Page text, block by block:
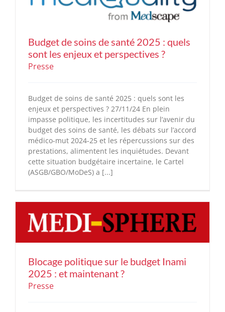
Budget de soins de santé 2025 : quels
sont les enjeux et perspectives ?
Presse
Budget de soins de santé 2025 : quels sont les
enjeux et perspectives ? 27/11/24 En plein
impasse politique, les incertitudes sur l’avenir du
budget des soins de santé, les débats sur l’accord
médico-mut 2024-25 et les répercussions sur des
prestations, alimentent les inquiétudes. Devant
cette situation budgétaire incertaine, le Cartel
(ASGB/GBO/MoDeS) a [...]
Blocage politique sur le budget Inami
2025 : et maintenant ?
Presse